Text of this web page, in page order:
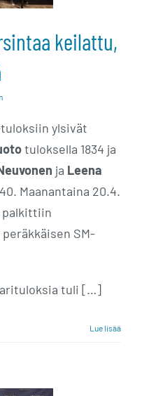
keilattu,
ylsivät
tuloksella 1834 ja
ja Leena
Maanantaina 20.4.
palkittiin
SM-
tuli […]
Lue lisää